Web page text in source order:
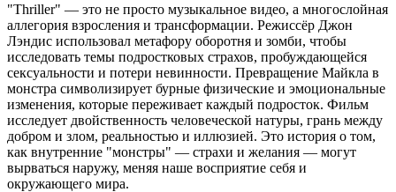
"Thriller" — это не просто музыкальное видео, а многослойная
аллегория взросления и трансформации. Режиссёр Джон
Лэндис использовал метафору оборотня и зомби, чтобы
исследовать темы подростковых страхов, пробуждающейся
сексуальности и потери невинности. Превращение Майкла в
монстра символизирует бурные физические и эмоциональные
изменения, которые переживает каждый подросток. Фильм
исследует двойственность человеческой натуры, грань между
добром и злом, реальностью и иллюзией. Это история о том,
как внутренние "монстры" — страхи и желания — могут
вырваться наружу, меняя наше восприятие себя и
окружающего мира.